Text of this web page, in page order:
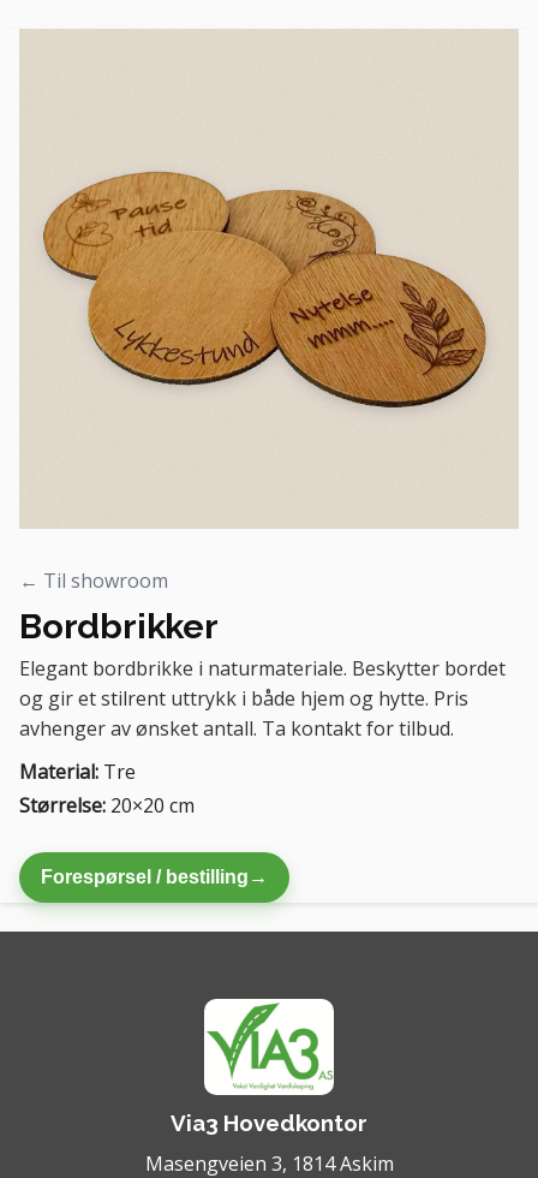
← Til showroom
Bordbrikker
Elegant bordbrikke i naturmateriale. Beskytter bordet
og gir et stilrent uttrykk i både hjem og hytte. Pris
avhenger av ønsket antall. Ta kontakt for tilbud.
Material: Tre
Størrelse: 20×20 cm
Forespørsel / bestilling →
Via3 Hovedkontor
Masengveien 3, 1814 Askim